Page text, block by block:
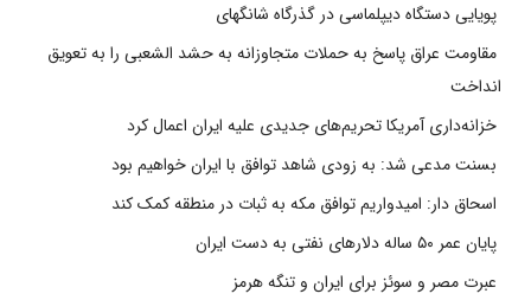
پویایی دستگاه دیپلماسی در گذرگاه شانگهای
مقاومت عراق پاسخ به حملات متجاوزانه به حشد الشعبی را به تعویق
انداخت
خزانه‌داری آمریکا تحریم‌های جدیدی علیه ایران اعمال کرد
بسنت مدعی شد: به زودی شاهد توافق با ایران خواهیم بود
اسحاق دار: امیدواریم توافق مکه به ثبات در منطقه کمک کند
پایان عمر ۵۰ ساله دلارهای نفتی به دست ایران
عبرت مصر و سوئز برای ایران و تنگه هرمز